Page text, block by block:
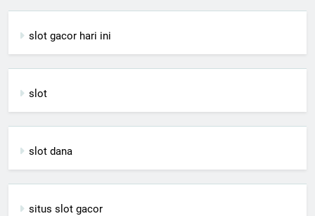
slot gacor hari ini
slot
slot dana
situs slot gacor